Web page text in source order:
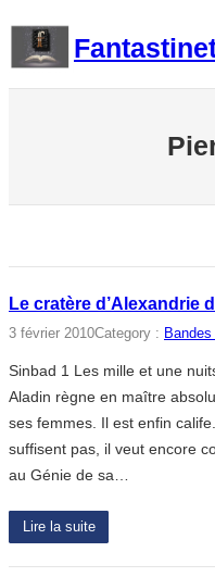
contenu
Le cratère d’Alexandrie
3 février 2010Category :
Sinbad 1 Les mille et une
Aladin règne en maître
ses femmes. Il est enfin
suffisent pas, il veut encore
au Génie de sa…
Lire la suite